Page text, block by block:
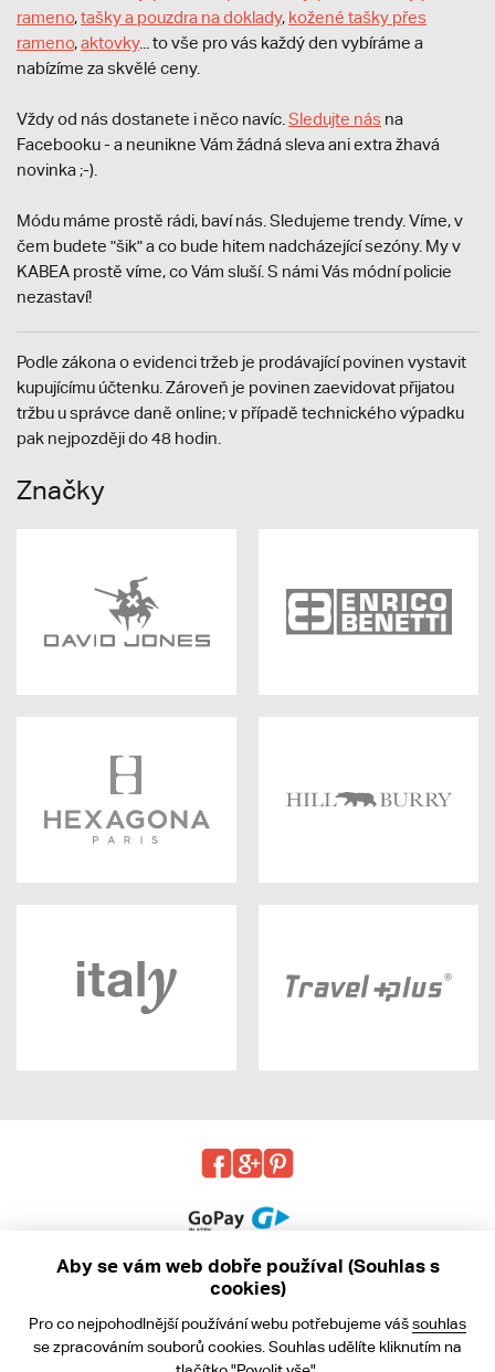
rameno,tašky a pouzdra na doklady, kožené tašky přes
rameno,aktovky... to vše pro vás každý den vybíráme a
nabízíme za skvělé ceny.
Vždy od nás dostanete i něco navíc. Sledujte nás na
Facebooku - a neunikne Vám žádná sleva ani extra žhavá
novinka ;-).
Módu máme prostě rádi, baví nás. Sledujeme trendy. Víme, v
čem budete "šik" a co bude hitem nadcházející sezóny. My v
KABEA prostě víme, co Vám sluší. S námi Vás módní policie
nezastaví!
Podle zákona o evidenci tržeb je prodávající povinen vystavit
kupujícímu účtenku. Zároveň je povinen zaevidovat přijatou
tržbu u správce daně online; v případě technického výpadku
pak nejpozději do 48 hodin.
Značky
Obchodní podmínky
Aby se vám web dobře používal (Souhlas s
cookies)
Pro co nejpohodlnější používání webu potřebujeme vášsouhlas
se zpracováním souborů cookies. Souhlas udělíte kliknutím na